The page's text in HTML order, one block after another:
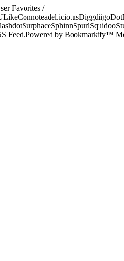
Favorites /
Feed.Powered by Bookmarkify™